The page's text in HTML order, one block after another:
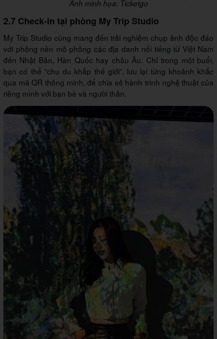
Ảnh minh họa: Ticketgo
2.7 Check-in tại phòng My Trip Studio
My Trip Studio cũng mang đến trải nghiệm chụp ảnh độc đáo
với phông nền mô phỏng các địa danh nổi tiếng từ Việt Nam
đến Nhật Bản, Hàn Quốc hay châu Âu. Chỉ trong một buổi,
bạn có thể “chu du khắp thế giới”, lưu lại từng khoảnh khắc
qua mã QR thông minh, để chia sẻ hành trình nghệ thuật của
riêng mình với bạn bè và người thân.